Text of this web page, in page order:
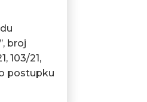
broj
103/21,
postupku